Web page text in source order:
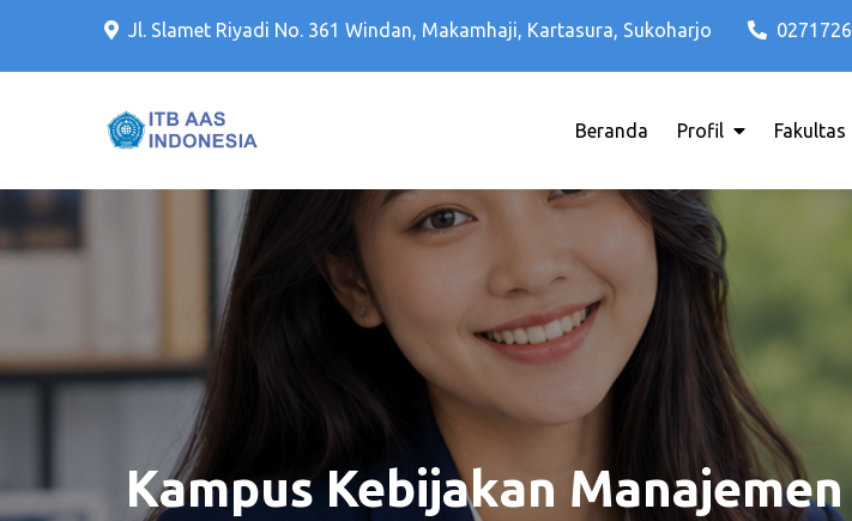
Jl. Slamet Riyadi No. 361 Windan, Makamhaji, Kartasura, Sukoharjo
Kampus PTS Solo Terbaik di Solo
Kampus PTS Solo Terbaik di Solo Raya ITB AAS INDONESIA
Beranda Profil Fakultas
Kampus Kebijakan